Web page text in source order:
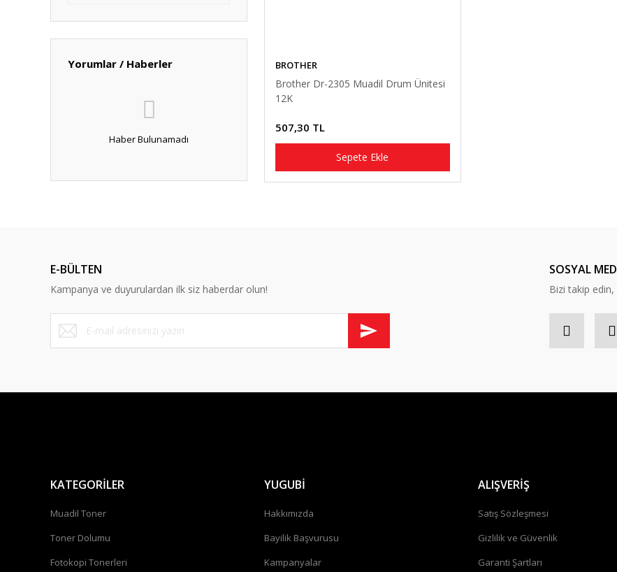
Yorumlar / Haberler
Haber Bulunamadı
BROTHER
Brother Dr-2305 Muadil Drum Ünitesi
12K
507,30 TL
Sepete Ekle
E-BÜLTEN
Kampanya ve duyurulardan ilk siz haberdar olun!
SOSYAL
Bizi takip edin,
KATEGORİLER
Muadil Toner
Toner Dolumu
Fotokopi Tonerleri
YUGUBİ
Hakkımızda
Bayilik Başvurusu
Kampanyalar
ALIŞVERİŞ
Satış Sözleşmesi
Gizlilik ve Güvenlik
Garanti Şartları